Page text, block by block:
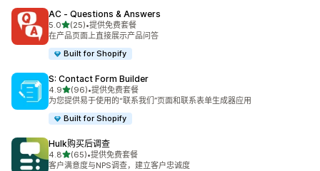
AC ‑ Questions & Answers
5.0星（满分 5 星）
(25)
总共 25 条评论
•提供免费套餐
在产品页面上直接展示产品问答
Built for Shopify
S: Contact Form Builder
4.9星（满分 5 星）
(96)
总共 96 条评论
•提供免费套餐
为您提供易于使用的“联系我们”页面和联系表单生成器应用
Built for Shopify
Hulk购买后调查
4.8星（满分 5 星）
(65)
总共 65 条评论
•提供免费套餐
客户满意度与NPS调查，建立客户忠诚度